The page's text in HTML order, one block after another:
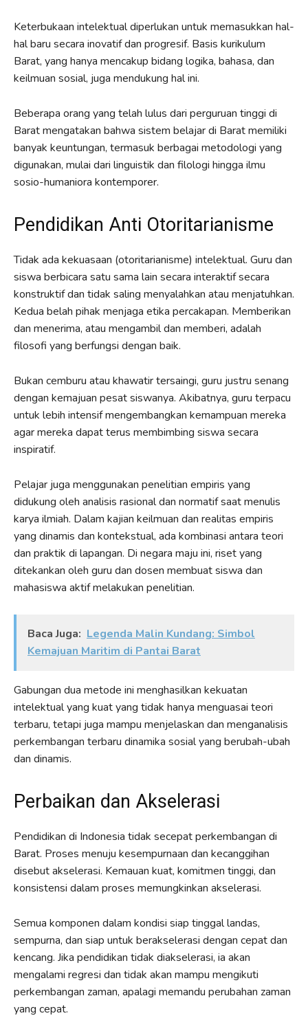
Keterbukaan intelektual diperlukan untuk memasukkan hal-
hal baru secara inovatif dan progresif. Basis kurikulum
Barat, yang hanya mencakup bidang logika, bahasa, dan
keilmuan sosial, juga mendukung hal ini.
Beberapa orang yang telah lulus dari perguruan tinggi di
Barat mengatakan bahwa sistem belajar di Barat memiliki
banyak keuntungan, termasuk berbagai metodologi yang
digunakan, mulai dari linguistik dan filologi hingga ilmu
sosio-humaniora kontemporer.
Pendidikan Anti Otoritarianisme
Tidak ada kekuasaan (otoritarianisme) intelektual. Guru dan
siswa berbicara satu sama lain secara interaktif secara
konstruktif dan tidak saling menyalahkan atau menjatuhkan.
Kedua belah pihak menjaga etika percakapan. Memberikan
dan menerima, atau mengambil dan memberi, adalah
filosofi yang berfungsi dengan baik.
Bukan cemburu atau khawatir tersaingi, guru justru senang
dengan kemajuan pesat siswanya. Akibatnya, guru terpacu
untuk lebih intensif mengembangkan kemampuan mereka
agar mereka dapat terus membimbing siswa secara
inspiratif.
Pelajar juga menggunakan penelitian empiris yang
didukung oleh analisis rasional dan normatif saat menulis
karya ilmiah. Dalam kajian keilmuan dan realitas empiris
yang dinamis dan kontekstual, ada kombinasi antara teori
dan praktik di lapangan. Di negara maju ini, riset yang
ditekankan oleh guru dan dosen membuat siswa dan
mahasiswa aktif melakukan penelitian.
Baca Juga: Legenda Malin Kundang: Simbol
Kemajuan Maritim di Pantai Barat
Gabungan dua metode ini menghasilkan kekuatan
intelektual yang kuat yang tidak hanya menguasai teori
terbaru, tetapi juga mampu menjelaskan dan menganalisis
perkembangan terbaru dinamika sosial yang berubah-ubah
dan dinamis.
Perbaikan dan Akselerasi
Pendidikan di Indonesia tidak secepat perkembangan di
Barat. Proses menuju kesempurnaan dan kecanggihan
disebut akselerasi. Kemauan kuat, komitmen tinggi, dan
konsistensi dalam proses memungkinkan akselerasi.
Semua komponen dalam kondisi siap tinggal landas,
sempurna, dan siap untuk berakselerasi dengan cepat dan
kencang. Jika pendidikan tidak diakselerasi, ia akan
mengalami regresi dan tidak akan mampu mengikuti
perkembangan zaman, apalagi memandu perubahan zaman
yang cepat.